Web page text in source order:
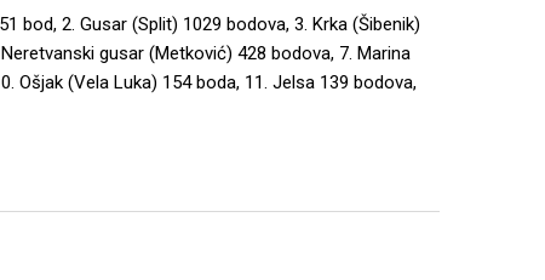
bod, 2. Gusar (Split) 1029 bodova, 3. Krka (Šibenik)
gusar (Metković) 428 bodova, 7. Marina
Ošjak (Vela Luka) 154 boda, 11. Jelsa 139 bodova,